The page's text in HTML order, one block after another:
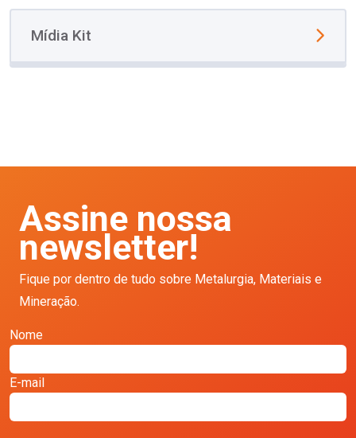
Mídia Kit
Assine nossa
newsletter!
Fique por dentro de tudo sobre Metalurgia, Materiais e
Mineração.
Nome
E-mail